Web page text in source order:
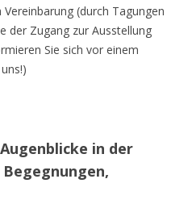
(durch Tagungen
der Zugang zur Ausstellung
Sie sich vor einem
in der